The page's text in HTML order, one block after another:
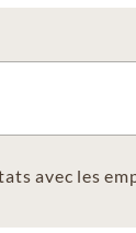
avec les